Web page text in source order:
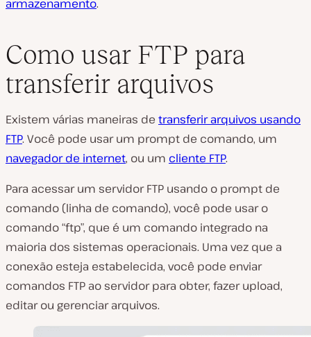
armazenamento.
Como usar FTP para
transferir arquivos
Existem várias maneiras de transferir arquivos usando
FTP. Você pode usar um prompt de comando, um
navegador de internet, ou um cliente FTP.
Para acessar um servidor FTP usando o prompt de
comando (linha de comando), você pode usar o
comando “ftp”, que é um comando integrado na
maioria dos sistemas operacionais. Uma vez que a
conexão esteja estabelecida, você pode enviar
comandos FTP ao servidor para obter, fazer upload,
editar ou gerenciar arquivos.